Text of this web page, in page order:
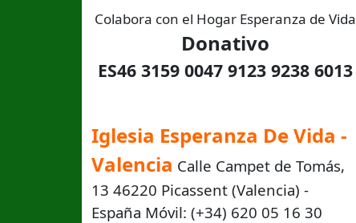
Colabora con el Hogar Esperanza de Vida
Donativo
ES46 3159 0047 9123 9238 6013
Iglesia Esperanza De Vida -
Valencia Calle Campet de Tomás,
13 46220 Picassent (Valencia) -
España Móvil: (+34) 620 05 16 30